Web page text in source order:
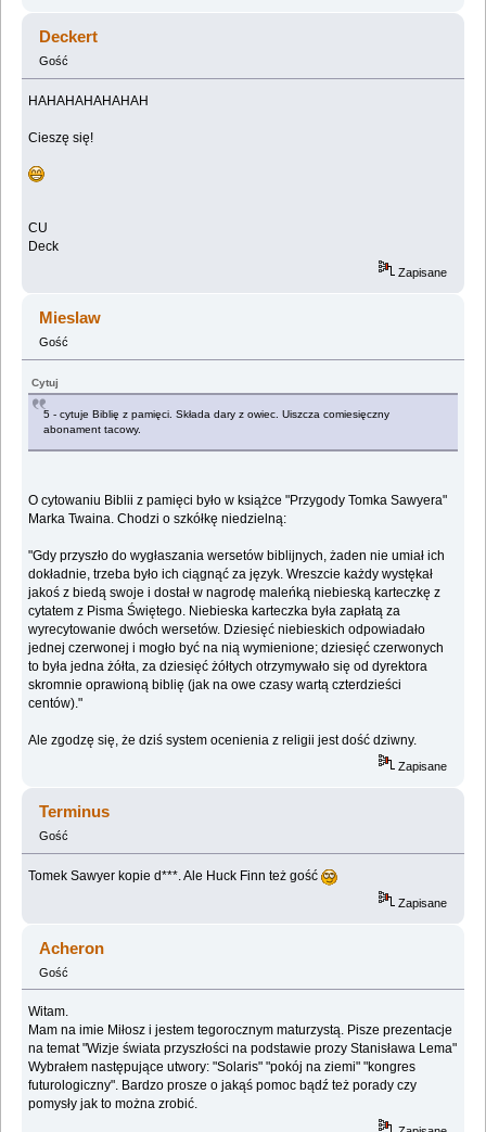
Deckert
Gość
HAHAHAHAHAHAH
Cieszę się!
CU
Deck
Zapisane
Mieslaw
Gość
Cytuj
5 - cytuje Biblię z pamięci. Składa dary z owiec. Uiszcza comiesięczny
abonament tacowy.
O cytowaniu Biblii z pamięci było w książce "Przygody Tomka Sawyera"
Marka Twaina. Chodzi o szkółkę niedzielną:
"Gdy przyszło do wygłaszania wersetów biblijnych, żaden nie umiał ich
dokładnie, trzeba było ich ciągnąć za język. Wreszcie każdy wystękał
jakoś z biedą swoje i dostał w nagrodę maleńką niebieską karteczkę z
cytatem z Pisma Świętego. Niebieska karteczka była zapłatą za
wyrecytowanie dwóch wersetów. Dziesięć niebieskich odpowiadało
jednej czerwonej i mogło być na nią wymienione; dziesięć czerwonych
to była jedna żółta, za dziesięć żółtych otrzymywało się od dyrektora
skromnie oprawioną biblię (jak na owe czasy wartą czterdzieści
centów)."
Ale zgodzę się, że dziś system ocenienia z religii jest dość dziwny.
Zapisane
Terminus
Gość
Tomek Sawyer kopie d***. Ale Huck Finn też gość
Zapisane
Acheron
Gość
Witam.
Mam na imie Miłosz i jestem tegorocznym maturzystą. Pisze prezentacje
na temat "Wizje świata przyszłości na podstawie prozy Stanisława Lema"
Wybrałem następujące utwory: "Solaris" "pokój na ziemi" "kongres
futurologiczny". Bardzo prosze o jakąś pomoc bądź też porady czy
pomysły jak to można zrobić.